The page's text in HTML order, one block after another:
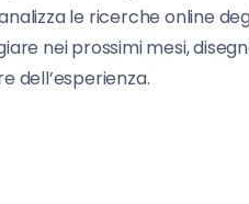
le ricerche online
nei prossimi mesi,
dell’esperienza.